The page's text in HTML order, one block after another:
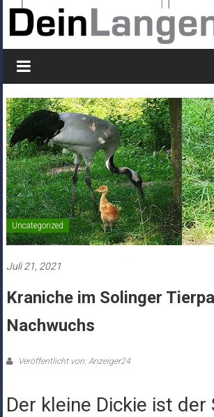
Uncategorized
Juli 21, 2021
Kraniche im Solinger
Nachwuchs
Veröffentlicht von: Anzeiger24
Der kleine Dickie ist der